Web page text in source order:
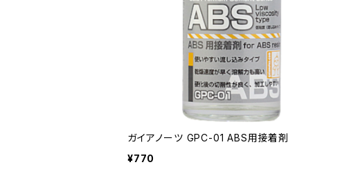
ガイアノーツ GPC-01 ABS用接着剤
¥770